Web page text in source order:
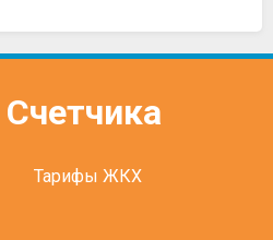
Счетчика
Тарифы ЖКХ